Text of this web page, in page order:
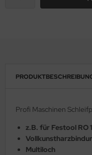
Profi Maschinen
z.B. für Festool RO
Multiloch